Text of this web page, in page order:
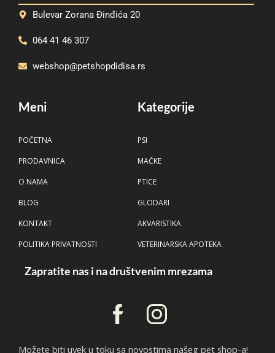
Bulevar Zorana Đinđića 20
064 41 46 307
webshop@petshopdidisa.rs
Meni
POČETNA
PRODAVNICA
O NAMA
BLOG
KONTAKT
POLITIKA PRIVATNOSTI
Kategorije
PSI
MAČKE
PTICE
GLODARI
AKVARISTIKA
VETERINARSKA APOTEKA
Zapratite nas i na društvenim mrezama
Možete biti uvek u toku sa novostima našeg pet shop-a!